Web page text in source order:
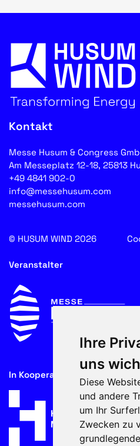
Ihre
uns
Diese
und andere
um Ihr
Zwecken zu
Kontakt
Messe Husum & Congress
Am Messeplatz 12-18, 25813
+49 4841 902-0
info@messehusum.com
messehusum.com
© HUSUM WIND 2026
Veranstalter
In Kooperation mit